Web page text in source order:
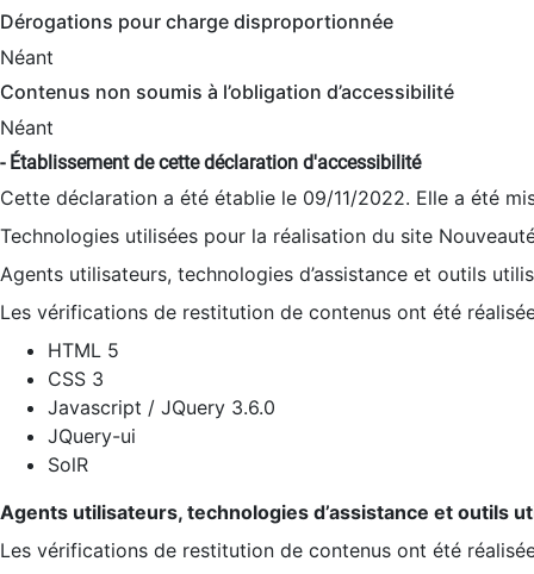
Dérogations pour charge disproportionnée
Néant
Contenus non soumis à l’obligation d’accessibilité
Néant
- Établissement de cette déclaration d'accessibilité
Cette déclaration a été établie le 09/11/2022. Elle a été
Technologies utilisées pour la réalisation du site
Agents utilisateurs, technologies d’assistance et outils
Les vérifications de restitution de contenus ont été
HTML 5
CSS 3
Javascript / JQuery 3.6.0
JQuery-ui
SolR
Agents utilisateurs, technologies d’assistance et outils
Les vérifications de restitution de contenus ont été